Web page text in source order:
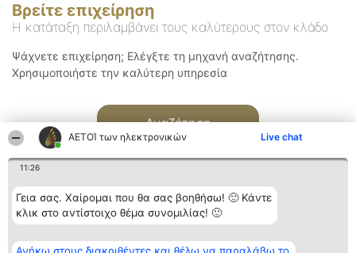
ΑΕΤΟΊ των ηλεκτρονικών Live chat
11:26
Γεια σας. Χαίρομαι που θα σας βοηθήσω! 🙂 Κάντε
κλικ στο αντίστοιχο θέμα συνομιλίας! 🙂
Βρείτε επιχείρηση
Η κατάταξη περιλαμβάνει τους καλύτερους στον κλάδο
Ψάχνετε επιχείρηση; Ελέγξτε τη μηχανή αναζήτησης.
Χρησιμοποιήστε την καλύτερη υπηρεσία
Αναζήτηση
Διοργανωτής της
κατάταξης
Κατάταξη
Διακριθέντες
Επικοινωνία
Επικοινωνία